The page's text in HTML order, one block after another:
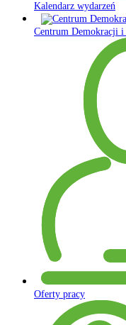
Kalendarz wydarzeń
Centrum Demokracji
Oferty pracy